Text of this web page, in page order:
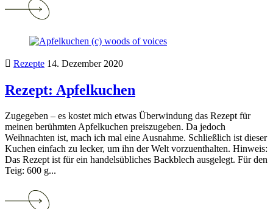
Cheesecake
Rezepte 14. Dezember 2020
Rezept: Apfelkuchen
Zugegeben – es kostet mich etwas Überwindung das Rezept für
meinen berühmten Apfelkuchen preiszugeben. Da jedoch
Weihnachten ist, mach ich mal eine Ausnahme. Schließlich ist dieser
Kuchen einfach zu lecker, um ihn der Welt vorzuenthalten. Hinweis:
Das Rezept ist für ein handelsübliches Backblech ausgelegt. Für den
Teig: 600 g...